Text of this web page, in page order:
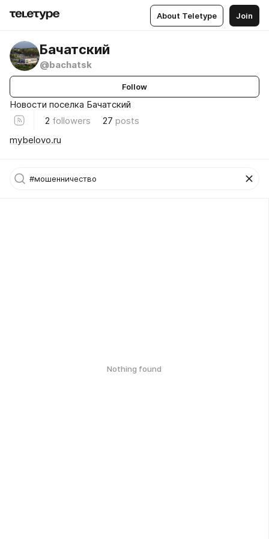
About Teletype Join
Бачатский
@bachatsk
Follow
Новости поселка Бачатский
2 followers 27 posts
mybelovo.ru
Nothing found